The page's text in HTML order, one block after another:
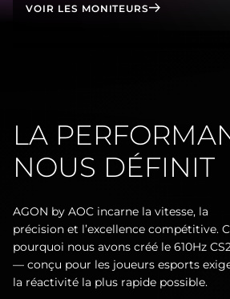
VOIR LES MONITEURS
LA
NOUS DÉFINIT
AGON by AOC incarne la vitesse, la
précision et l’excellence compétitive.
pourquoi nous avons créé le 610Hz
— conçu pour les joueurs esports
la réactivité la plus rapide possible.